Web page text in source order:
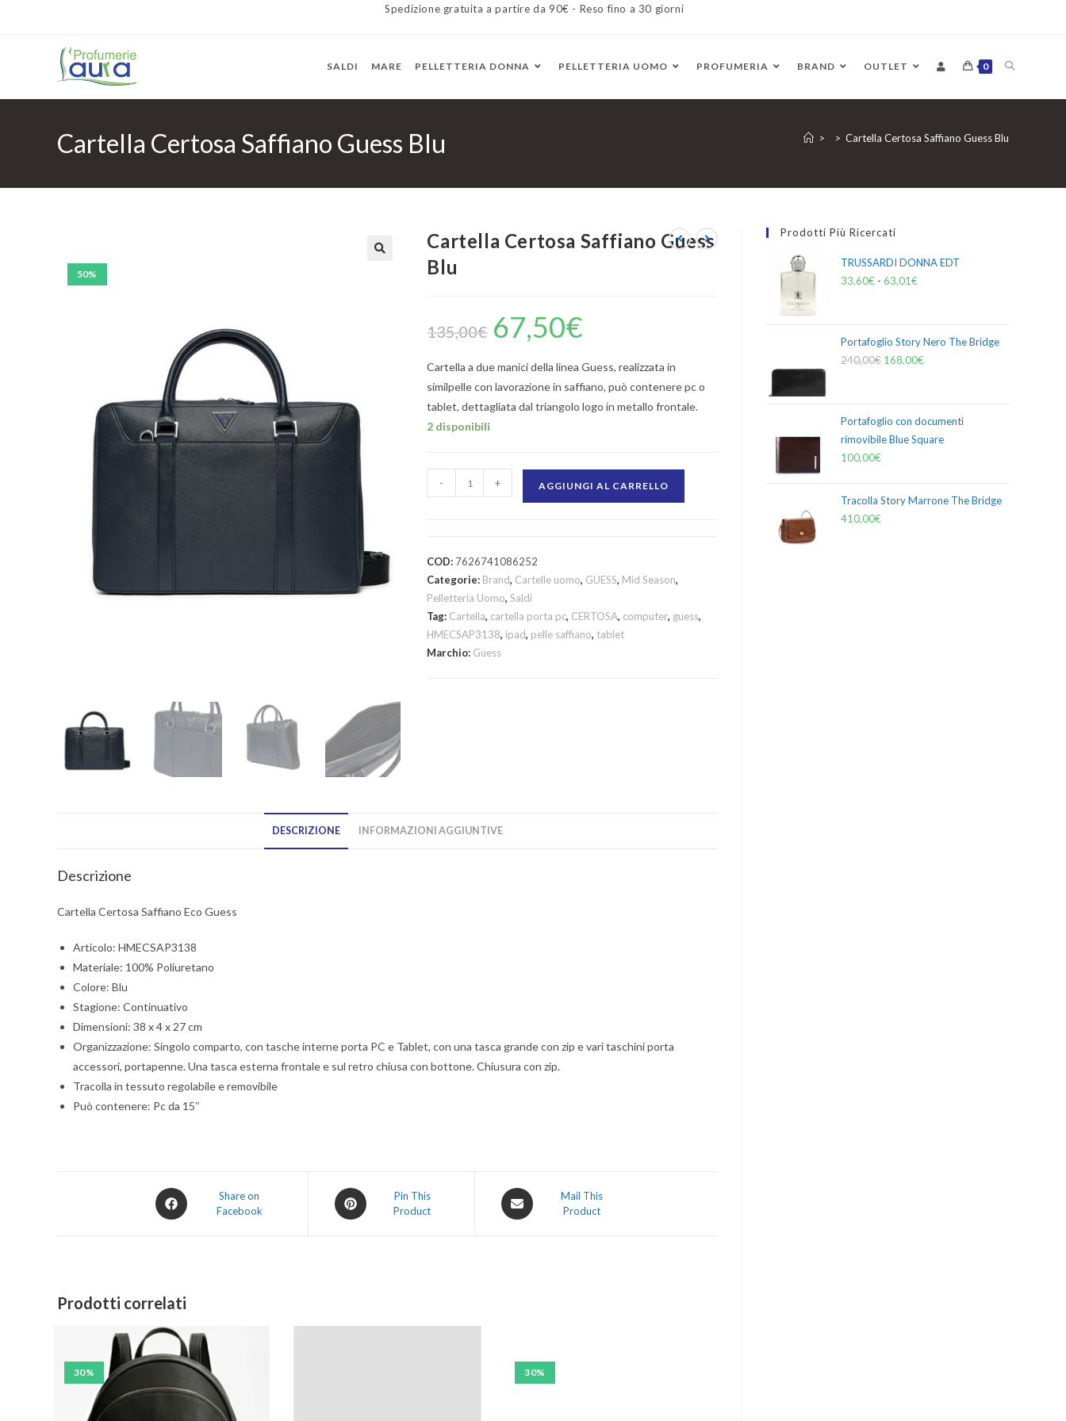
Spedizione gratuita a partire da 90€ - Reso fino a 30 giorni
SALDI MARE PELLETTERIA DONNA PELLETTERIA UOMO PROFUMERIA BRAND OUTLET 0
Cartella Certosa Saffiano Guess Blu > > Cartella Certosa Saffiano Guess Blu
50%
Cartella Certosa Saffiano Guess
Blu
135,00€ 67,50€
Cartella a due manici della linea Guess, realizzata in
similpelle con lavorazione in saffiano, può contenere pc o
tablet, dettagliata dal triangolo logo in metallo frontale.
2 disponibili
- + AGGIUNGI AL CARRELLO
COD: 7626741086252
Categorie: Brand, Cartelle uomo, GUESS, Mid Season,
Pelletteria Uomo,Saldi
Tag: Cartella, cartella porta pc, CERTOSA, computer, guess,
HMECSAP3138, ipad, pelle saffiano, tablet
Marchio: Guess
DESCRIZIONE INFORMAZIONI AGGIUNTIVE
Descrizione
Cartella Certosa Saffiano Eco Guess
Articolo: HMECSAP3138
Materiale: 100% Poliuretano
Colore: Blu
Stagione: Continuativo
Dimensioni: 38 x 4 x 27 cm
Organizzazione: Singolo comparto, con tasche interne porta PC e Tablet, con una tasca grande con zip e vari taschini porta
accessori, portapenne. Una tasca esterna frontale e sul retro chiusa con bottone. Chiusura con zip.
Tracolla in tessuto regolabile e removibile
Può contenere: Pc da 15″
Share on
Facebook
Pin This
Product
Mail This
Product
Prodotti correlati
30% 30%
Prodotti Più Ricercati
TRUSSARDI DONNA EDT
33,60€ - 63,01€
Portafoglio Story Nero The Bridge
240,00€ 168,00€
Portafoglio con documenti
rimovibile Blue Square
100,00€
Tracolla Story Marrone The Bridge
410,00€